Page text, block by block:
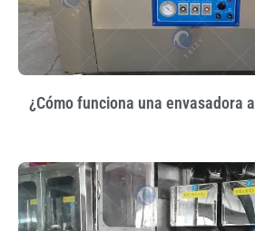
¿Cómo funciona una envasadora